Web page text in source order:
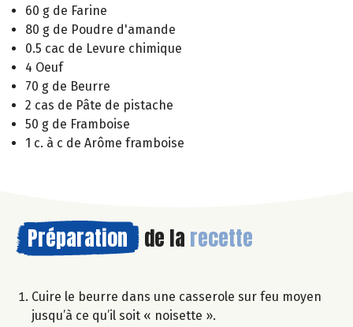
60 g de Farine
80 g de Poudre d'amande
0.5 cac de Levure chimique
4 Oeuf
70 g de Beurre
2 cas de Pâte de pistache
50 g de Framboise
1 c. à c de Arôme framboise
Préparation de la recette
Cuire le beurre dans une casserole sur feu moyen
jusqu’à ce qu’il soit « noisette ».